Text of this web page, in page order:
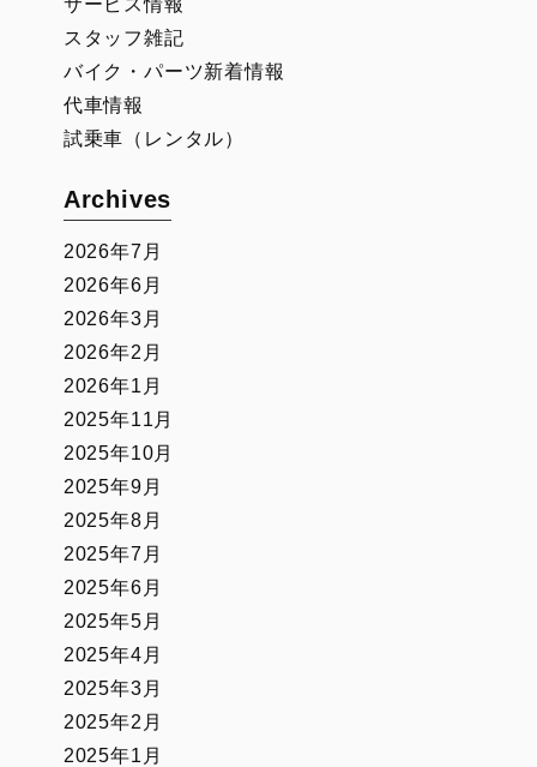
サービス情報
スタッフ雑記
バイク・パーツ新着情報
代車情報
試乗車（レンタル）
Archives
2026年7月
2026年6月
2026年3月
2026年2月
2026年1月
2025年11月
2025年10月
2025年9月
2025年8月
2025年7月
2025年6月
2025年5月
2025年4月
2025年3月
2025年2月
2025年1月